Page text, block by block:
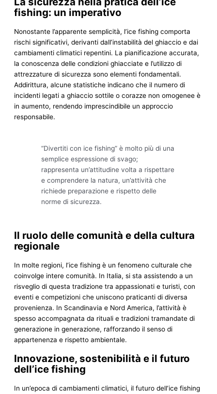
fishing: un imperativo
Nonostante l’apparente semplicità, l’ice fishing comporta
rischi significativi, derivanti dall’instabilità del ghiaccio e dai
cambiamenti climatici repentini. La pianificazione accurata,
la conoscenza delle condizioni ghiacciate e l’utilizzo di
attrezzature di sicurezza sono elementi fondamentali.
Addirittura, alcune statistiche indicano che il numero di
incidenti legati a ghiaccio sottile o corazze non omogenee è
in aumento, rendendo imprescindibile un approccio
responsabile.
“Divertiti con ice fishing” è molto più di una
semplice espressione di svago;
rappresenta un’attitudine volta a rispettare
e comprendere la natura, un’attività che
richiede preparazione e rispetto delle
norme di sicurezza.
Il ruolo delle comunità e della cultura
regionale
In molte regioni, l’ice fishing è un fenomeno culturale che
coinvolge intere comunità. In Italia, si sta assistendo a un
risveglio di questa tradizione tra appassionati e turisti, con
eventi e competizioni che uniscono praticanti di diversa
provenienza. In Scandinavia e Nord America, l’attività è
spesso accompagnata da rituali e tradizioni tramandate di
generazione in generazione, rafforzando il senso di
appartenenza e rispetto ambientale.
Innovazione, sostenibilità e il futuro
dell’ice fishing
In un’epoca di cambiamenti climatici, il futuro dell’ice fishing